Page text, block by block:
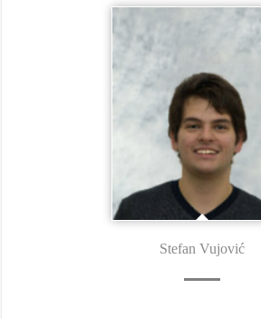
Stefan Vujović